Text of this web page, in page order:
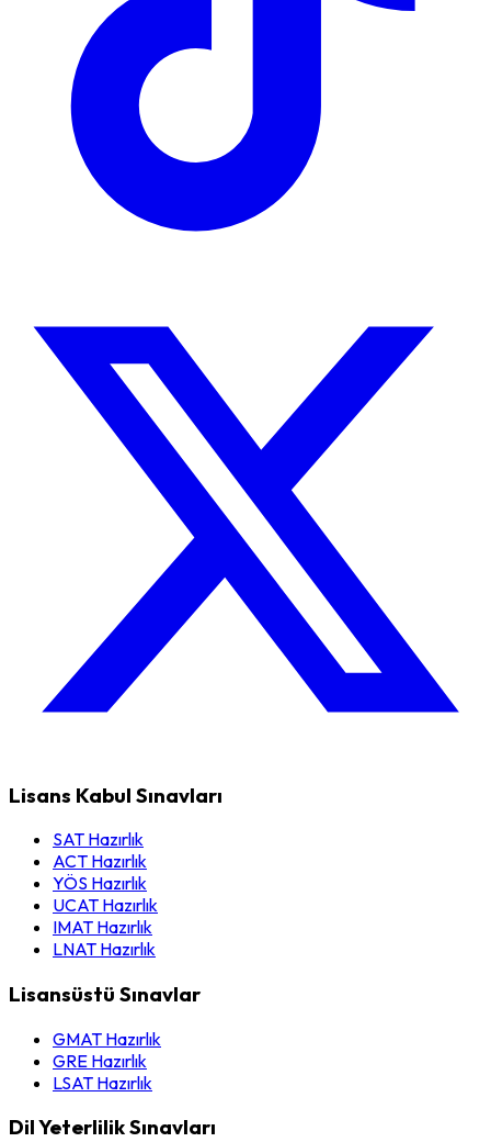
Lisans Kabul Sınavları
SAT Hazırlık
ACT Hazırlık
YÖS Hazırlık
UCAT Hazırlık
IMAT Hazırlık
LNAT Hazırlık
Lisansüstü Sınavlar
GMAT Hazırlık
GRE Hazırlık
LSAT Hazırlık
Dil Yeterlilik Sınavları